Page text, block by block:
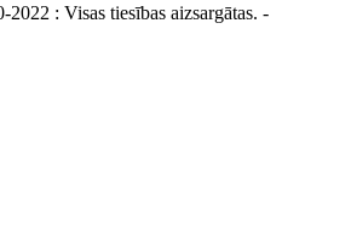
: Visas tiesības aizsargātas. -